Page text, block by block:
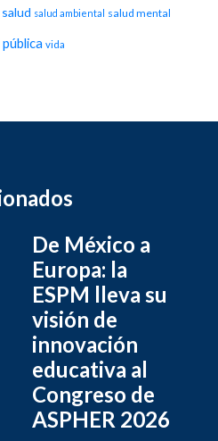
salud salud ambiental salud mental
vida
De México a
Europa: la
ESPM lleva su
visión de
innovación
educativa al
Congreso de
ASPHER 2026